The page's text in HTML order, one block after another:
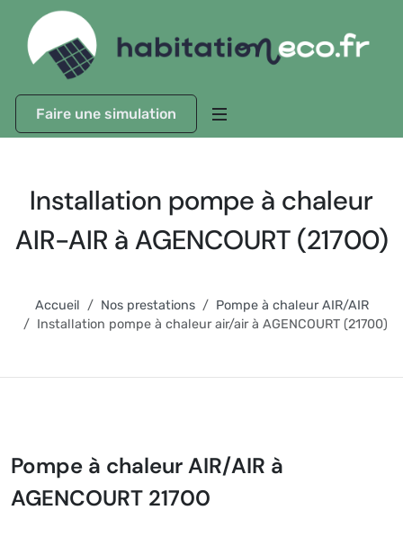
Faire une simulation
Installation pompe à chaleur
AIR-AIR à AGENCOURT (21700)
Accueil Nos prestations
Pompe à chaleur AIR/AIR
Installation pompe à chaleur air/air à AGENCOURT (21700)
Pompe à chaleur AIR/AIR à
AGENCOURT 21700